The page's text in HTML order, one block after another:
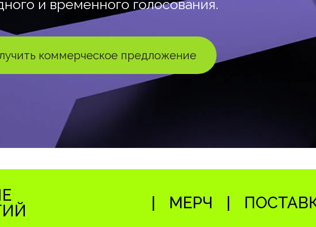
и временного голосования.
коммерческое предложение
МЕРЧ